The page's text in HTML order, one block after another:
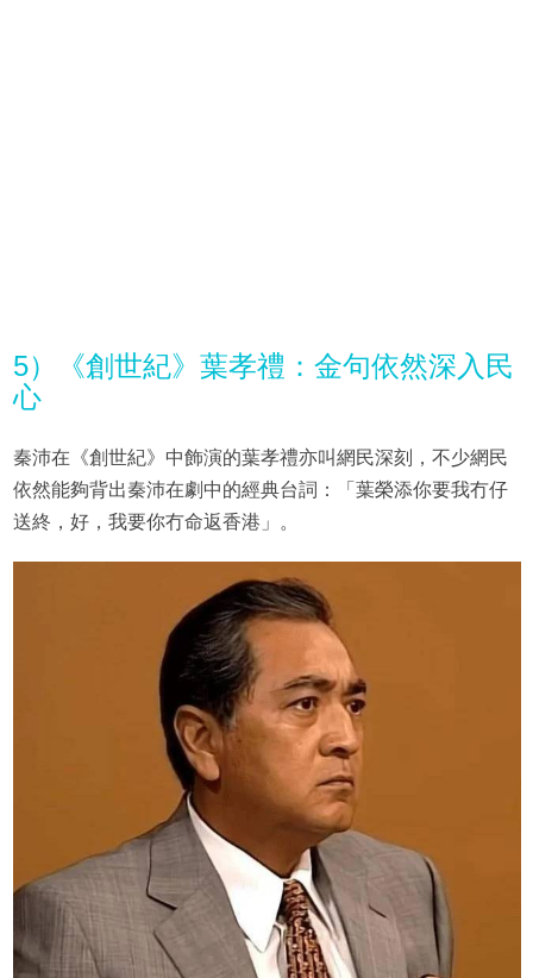
5）《創世紀》葉孝禮：金句依然深入民
心
秦沛在《創世紀》中飾演的葉孝禮亦叫網民深刻，不少網民
依然能夠背出秦沛在劇中的經典台詞：「葉榮添你要我冇仔
送終，好，我要你冇命返香港」。